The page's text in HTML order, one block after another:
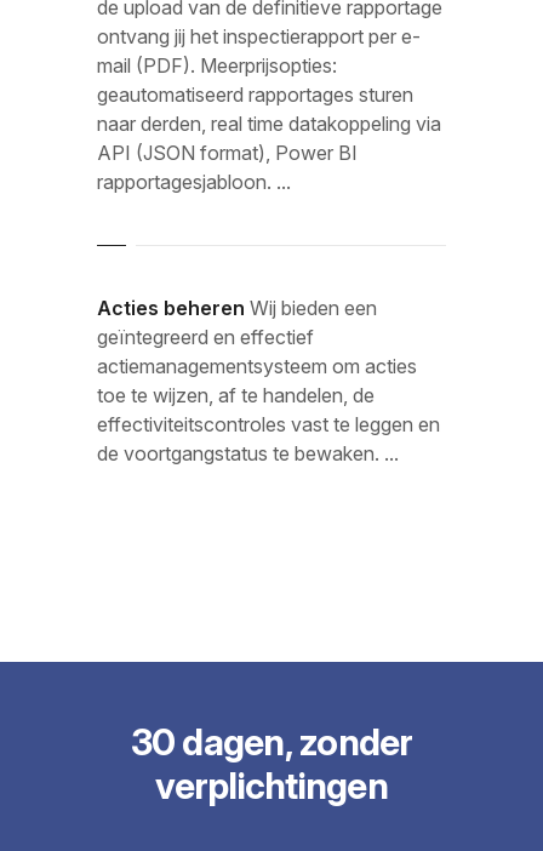
de upload van de definitieve rapportage
ontvang jij het inspectierapport per e-
mail (PDF). Meerprijsopties:
geautomatiseerd rapportages sturen
naar derden, real time datakoppeling via
API (JSON format), Power BI
rapportagesjabloon. ...
Acties beheren Wij bieden een
geïntegreerd en effectief
actiemanagementsysteem om acties
toe te wijzen, af te handelen, de
effectiviteitscontroles vast te leggen en
de voortgangstatus te bewaken. ...
30 dagen, zonder
verplichtingen